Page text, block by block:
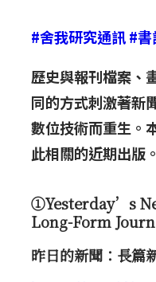
#舍我研究通訊#書
歷史與報刊檔案、
同的方式刺激著新
數位技術而重生。
此相關的近期出版。
①Yesterday’s
Long-Form
昨日的新聞：長篇